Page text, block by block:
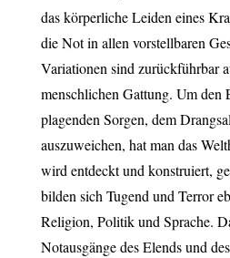
das körperliche Leiden eines
die Not in allen vorstellbaren
Variationen sind zurückführbar
menschlichen Gattung. Um den
plagenden Sorgen, dem
auszuweichen, hat man das
wird entdeckt und konstruiert,
bilden sich Tugend und Terror
Religion, Politik und Sprache.
Notausgänge des Elends und